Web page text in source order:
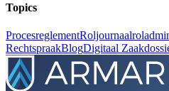
Topics
ProcesreglementRoljournaal
RechtspraakBlogDigitaal